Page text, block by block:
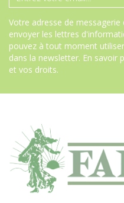
Votre adresse de
envoyer les lettres
pouvez à tout moment
dans la newsletter. En savoir
et vos droits.